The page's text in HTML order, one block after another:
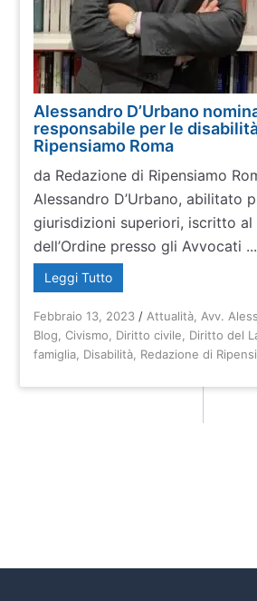
Alessandro D’Urbano
responsabile per le
Ripensiamo Roma
da Redazione di Ripensiamo
Alessandro D’Urbano, abilitato
giurisdizioni superiori, iscritto al
dell’Ordine presso gli Avvocati ...
Leggi Tutto
Febbraio 13, 2023 / Attualità Avv.
Blog ,Civismo Diritto civile Diritto del
famiglia Disabilità Redazione di